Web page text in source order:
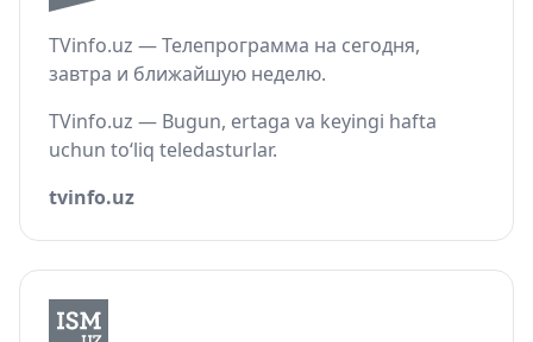
TVinfo.uz — Телепрограмма на сегодня,
завтра и ближайшую неделю.
TVinfo.uz — Bugun, ertaga va keyingi hafta
uchun to‘liq teledasturlar.
tvinfo.uz